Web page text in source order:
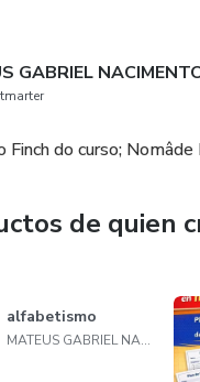
GABRIEL
Finch do curso; Nomâde
de quien
alfabetismo
MATEUS GABRIEL NACIMENTO SILVA